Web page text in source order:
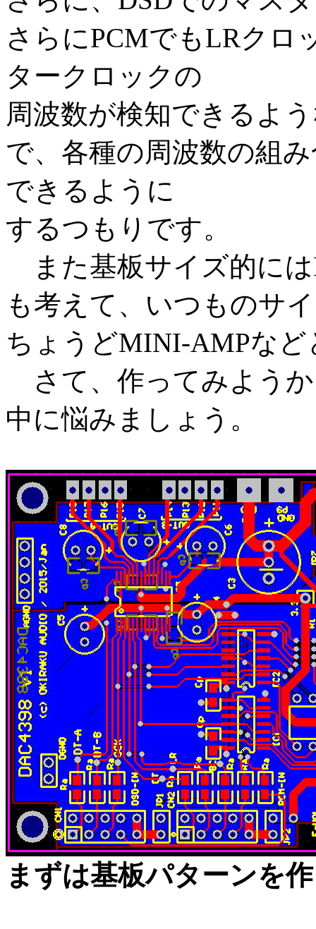
さらにPCMでもLRクロ
タークロックの
周波数が検知できるよ
で、各種の周波数の組
できるように
するつもりです。
また基板サイズ的に
も考えて、いつものサ
ちょうどMINI-AMPな
さて、作ってみよう
中に悩みましょう。
まずは基板パターンを